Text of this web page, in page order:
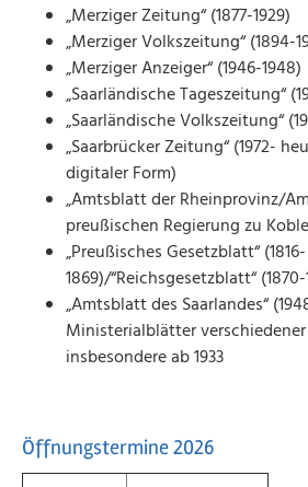
„Merziger Zeitung“ (1877-1929)
„Merziger Volkszeitung“ (1894-
„Merziger Anzeiger“ (1946-1948)
„Saarländische Tageszeitung“
„Saarländische Volkszeitung“
„Saarbrücker Zeitung“ (1972-
digitaler Form)
„Amtsblatt der Rheinprovinz/
preußischen Regierung zu
„Preußisches Gesetzblatt“ (1816-
1869)/“Reichsgesetzblatt“ (1870-
„Amtsblatt des Saarlandes“
Ministerialblätter
insbesondere ab 1933
Öffnungstermine 2026